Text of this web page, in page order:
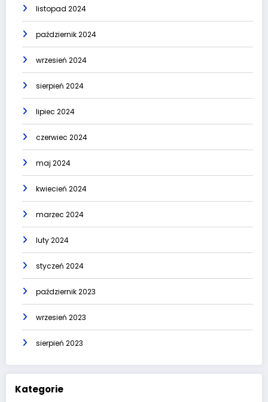
listopad 2024
październik 2024
wrzesień 2024
sierpień 2024
lipiec 2024
czerwiec 2024
maj 2024
kwiecień 2024
marzec 2024
luty 2024
styczeń 2024
październik 2023
wrzesień 2023
sierpień 2023
Kategorie